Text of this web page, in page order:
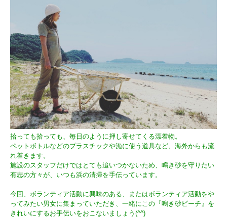
拾っても拾っても、毎日のように押し寄せてくる漂着物。
ペットボトルなどのプラスチックや漁に使う道具など、海外からも流
れ着きます。
施設のスタッフだけではとても追いつかないため、鳴き砂を守りたい
有志の方々が、いつも浜の清掃を手伝っています。
今回、ボランティア活動に興味のある、またはボランティア活動をや
ってみたい男女に集まっていただき、一緒にこの『鳴き砂ビーチ』を
きれいにするお手伝いをおこないましょう(^^)